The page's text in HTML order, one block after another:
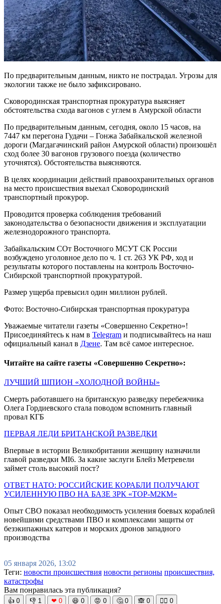
По предварительным данным, никто не пострадал. Угрозы для
экологии также не было зафиксировано.
Сковородинская транспортная прокуратура выясняет
обстоятельства схода вагонов с углем в Амурской области
По предварительным данным, сегодня, около 15 часов, на
7447 км перегона Гудачи – Гонжа Забайкальской железной
дороги (Магдагачинский район Амурской области) произошёл
сход более 30 вагонов грузового поезда (количество
уточнятся). Обстоятельства выясняются.
В целях координации действий правоохранительных органов
на место происшествия выехал Сковородинский
транспортный прокурор.
Проводится проверка соблюдения требований
законодательства о безопасности движения и эксплуатации
железнодорожного транспорта.
Забайкальским СОт Восточного МСУТ СК России
возбуждено уголовное дело по ч. 1 ст. 263 УК РФ, ход и
результаты которого поставлены на контроль Восточно-
Сибирской транспортной прокуратурой.
Размер ущерба превысил один миллион рублей.
Фото: Восточно-Сибирская транспортная прокуратура
Уважаемые читатели газеты «Совершенно Секретно»!
Присоединяйтесь к нам в Telegram и подписывайтесь на наш
официальный канал в Дзене. Там всё самое интересное.
Читайте на сайте газеты «Совершенно Секретно»:
ЛУЧШИЙ ШПИОН «ХОЛОДНОЙ ВОЙНЫ»
Смерть работавшего на британскую разведку перебежчика
Олега Гордиевского стала поводом вспомнить главный
провал КГБ
ПЕРВАЯ ЛЕДИ БРИТАНСКОЙ РАЗВЕДКИ
Впервые в истории Великобритании женщину назначили
главой разведки MI6. За какие заслуги Блейз Метревели
займет столь высокий пост?
ОТВЕТ НАТО: РОССИЙСКИЕ КОРАБЛИ ПОЛУЧАЮТ
УСИЛЕННУЮ ПВО НА БАЗЕ ЗРК «ТОР-М2КМ»
Опыт СВО показал необходимость усиления боевых кораблей
новейшими средствами ПВО и комплексами защиты от
безэкипажных катеров и морских дронов западного
производства
05 января 2026, 13:02
Теги: новости происшествия новости регионы происшествия,
катастрофы
Вам понравилась эта публикация?
👍 0 👎 1 ❤ 0 😆 0 😡 0 🤔 0 🙈 0 🧘‍♀️ 0